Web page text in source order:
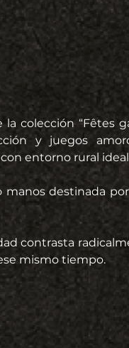
colección “Fêtes
y juegos
entorno rural
manos destinada
contrasta
mismo tiempo.